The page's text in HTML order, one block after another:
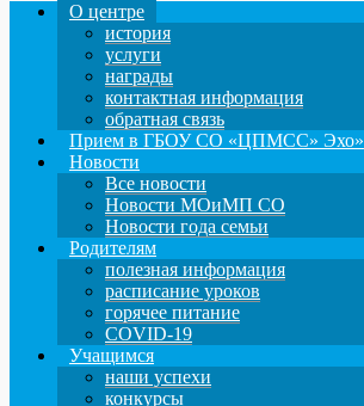
О центре
история
услуги
награды
контактная информация
обратная связь
Прием в ГБОУ СО «ЦПМСС» Эхо»
Новости
Все новости
Новости МОиМП СО
Новости года семьи
Родителям
полезная информация
расписание уроков
горячее питание
COVID-19
Учащимся
наши успехи
конкурсы